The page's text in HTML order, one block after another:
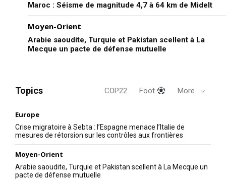
Maroc : Séisme de magnitude 4,7 à 64 km de Midelt
Moyen-Orient
Arabie saoudite, Turquie et Pakistan scellent à La
Mecque un pacte de défense mutuelle
Topics COP22 Foot More
Europe
Crise migratoire à Sebta : l’Espagne menace l’Italie de
mesures de rétorsion sur les contrôles aux frontières
Moyen-Orient
Arabie saoudite, Turquie et Pakistan scellent à La Mecque un
pacte de défense mutuelle